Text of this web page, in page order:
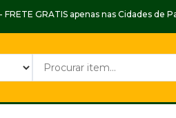
GRATIS apenas nas Cidades de